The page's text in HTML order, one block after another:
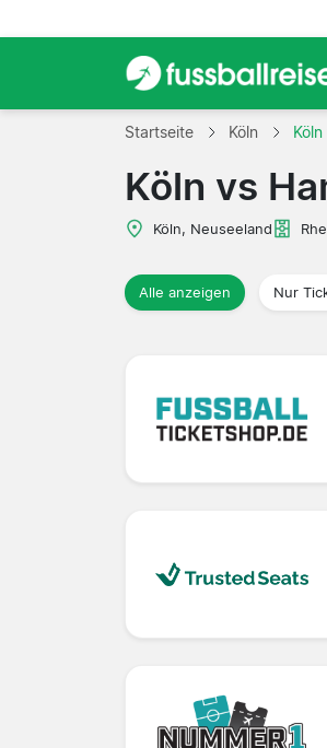
Startseite Köln
Köln vs
Köln, Neuseeland
Alle anzeigen Nur